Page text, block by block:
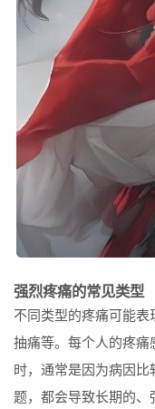
强烈疼痛的常见类型
不同类型的疼痛可能表
抽痛等。每个人的疼痛
时，通常是因为病因
题，都会导致长期的、